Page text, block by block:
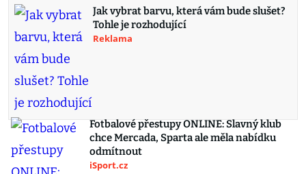
Jak vybrat barvu, která vám bude slušet?
Tohle je rozhodující
Reklama
Fotbalové přestupy ONLINE: Slavný klub
chce Mercada, Sparta ale měla nabídku
odmítnout
iSport.cz